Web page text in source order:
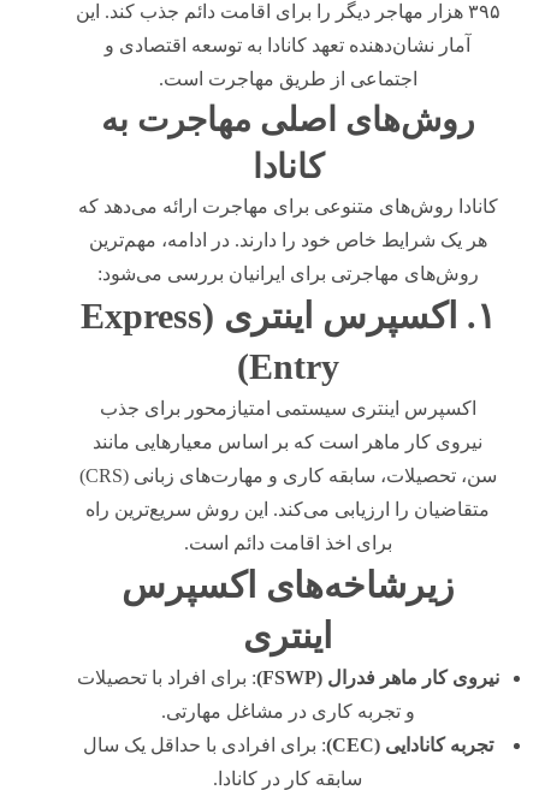
۳۹۵ هزار مهاجر دیگر را برای اقامت دائم جذب کند. این
آمار نشان‌دهنده تعهد کانادا به توسعه اقتصادی و
اجتماعی از طریق مهاجرت است.
روش‌های اصلی مهاجرت به
کانادا
کانادا روش‌های متنوعی برای مهاجرت ارائه می‌دهد که
هر یک شرایط خاص خود را دارند. در ادامه، مهم‌ترین
روش‌های مهاجرتی برای ایرانیان بررسی می‌شود:
۱. اکسپرس اینتری (Express
Entry)
اکسپرس اینتری سیستمی امتیازمحور برای جذب
نیروی کار ماهر است که بر اساس معیارهایی مانند
سن، تحصیلات، سابقه کاری و مهارت‌های زبانی (CRS)
متقاضیان را ارزیابی می‌کند. این روش سریع‌ترین راه
برای اخذ اقامت دائم است.
زیرشاخه‌های اکسپرس
اینتری
نیروی کار ماهر فدرال (FSWP)
: برای افراد با تحصیلات
و تجربه کاری در مشاغل مهارتی.
تجربه کانادایی (CEC)
: برای افرادی با حداقل یک سال
سابقه کار در کانادا.